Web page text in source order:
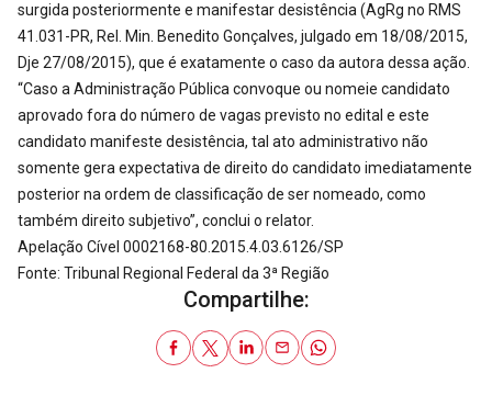
surgida posteriormente e manifestar desistência (AgRg no RMS
41.031-PR, Rel. Min. Benedito Gonçalves, julgado em 18/08/2015,
Dje 27/08/2015), que é exatamente o caso da autora dessa ação.
“Caso a Administração Pública convoque ou nomeie candidato
aprovado fora do número de vagas previsto no edital e este
candidato manifeste desistência, tal ato administrativo não
somente gera expectativa de direito do candidato imediatamente
posterior na ordem de classificação de ser nomeado, como
também direito subjetivo”, conclui o relator.
Apelação Cível 0002168-80.2015.4.03.6126/SP
Fonte: Tribunal Regional Federal da 3ª Região
Compartilhe: